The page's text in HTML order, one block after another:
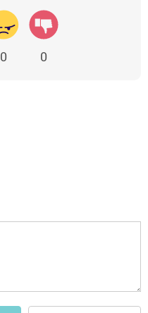
0 0